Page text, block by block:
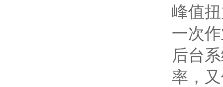
峰值
一次
后台
率，